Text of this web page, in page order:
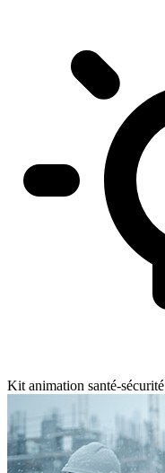
Kit animation santé-sécurité